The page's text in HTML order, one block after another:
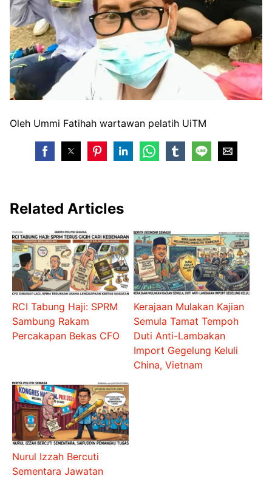
Oleh Ummi Fatihah wartawan pelatih UiTM
Related Articles
RCI Tabung Haji: SPRM
Sambung Rakam
Percakapan Bekas CFO
Kerajaan Mulakan Kajian
Semula Tamat Tempoh
Duti Anti-Lambakan
Import Gegelung Keluli
China, Vietnam
Nurul Izzah Bercuti
Sementara Jawatan